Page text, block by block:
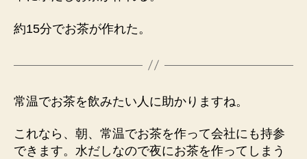
約15分でお茶が作れた。
常温でお茶を飲みたい人に助かりますね。
これなら、朝、常温でお茶を作って会社にも持参
できます。水だしなので夜にお茶を作ってしまう